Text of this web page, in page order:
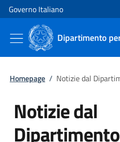
Vai al contenuto
Vai alla navigazione del sito
Governo Italiano
Dipartimento
Homepage / Notizie dal
Notizie dal